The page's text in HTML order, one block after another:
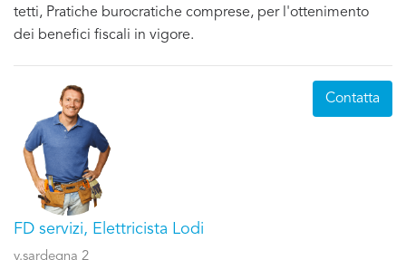
tetti, Pratiche burocratiche comprese, per l'ottenimento
dei benefici fiscali in vigore.
FD servizi, Elettricista Lodi
v.sardegna 2
Contatta